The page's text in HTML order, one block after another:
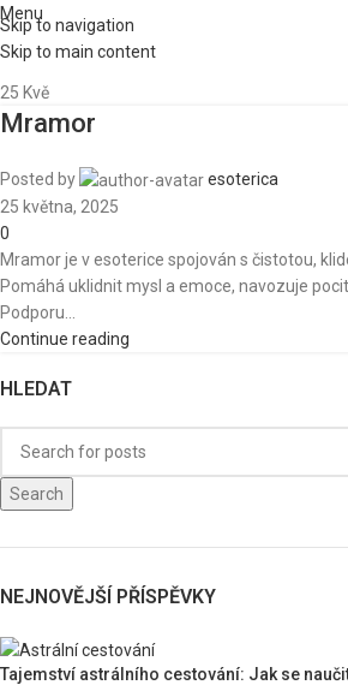
Skip to navigation
Skip to main content
Menu
25 Kvě
Mramor
Posted by
esoterica
25 května, 2025
0
Mramor je v esoterice spojován s čistotou,
Pomáhá uklidnit mysl a emoce, navozuje
Podporu...
Continue reading
HLEDAT
Search
NEJNOVĚJŠÍ PŘÍSPĚVKY
Tajemství astrálního cestování: Jak se